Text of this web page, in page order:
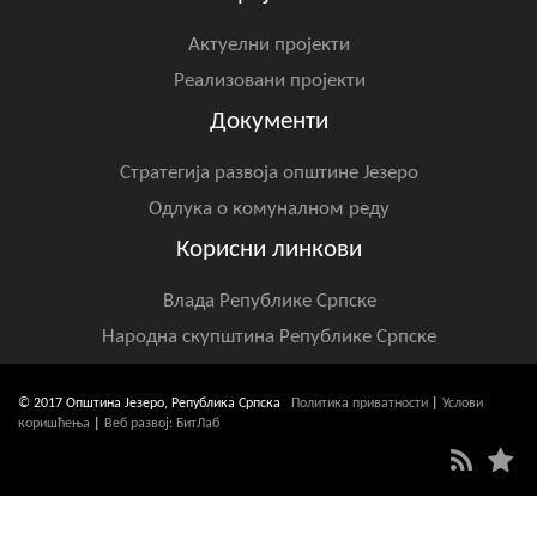
Актуелни пројекти
Реализовани пројекти
Документи
Стратегија развоја општине Језеро
Одлука о комуналном реду
Корисни линкови
Влада Републике Српске
Народна скупштина Републике Српске
© 2017 Општина Језеро, Република Српска Политика приватности
Услови
коришћења
Веб развој: БитЛаб